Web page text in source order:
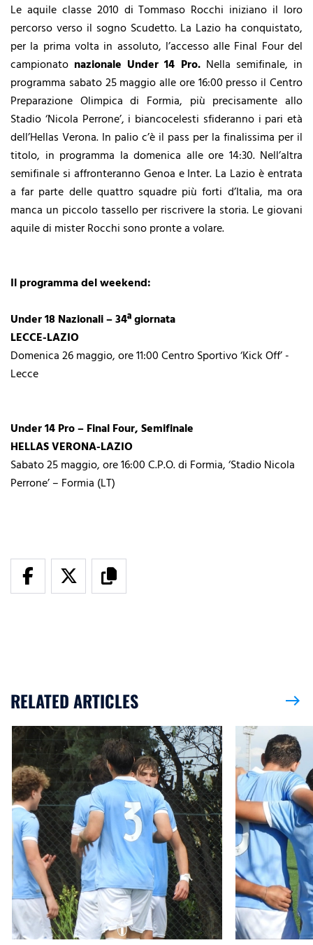
Le aquile classe 2010 di Tommaso Rocchi iniziano il loro
percorso verso il sogno Scudetto. La Lazio ha conquistato,
per la prima volta in assoluto, l’accesso alle Final Four del
campionato nazionale Under 14 Pro. Nella semifinale, in
programma sabato 25 maggio alle ore 16:00 presso il Centro
Preparazione Olimpica di Formia, più precisamente allo
Stadio ‘Nicola Perrone’, i biancocelesti sfideranno i pari età
dell’Hellas Verona. In palio c’è il pass per la finalissima per il
titolo, in programma la domenica alle ore 14:30. Nell’altra
semifinale si affronteranno Genoa e Inter. La Lazio è entrata
a far parte delle quattro squadre più forti d’Italia, ma ora
manca un piccolo tassello per riscrivere la storia. Le giovani
aquile di mister Rocchi sono pronte a volare.
Il programma del weekend:
Under 18 Nazionali – 34ª giornata
LECCE-LAZIO
Domenica 26 maggio, ore 11:00 Centro Sportivo ‘Kick Off’ -
Lecce
Under 14 Pro – Final Four, Semifinale
HELLAS VERONA-LAZIO
Sabato 25 maggio, ore 16:00 C.P.O. di Formia, ‘Stadio Nicola
Perrone’ – Formia (LT)
RELATED ARTICLES east